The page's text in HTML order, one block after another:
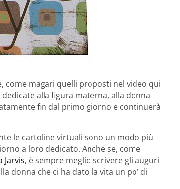
come magari quelli proposti nel video qui
dedicate alla figura materna, alla donna
fin dal primo giorno e continuerà
le cartoline virtuali sono un modo più
a loro dedicato. Anche se, come
Jarvis, è sempre meglio scrivere gli auguri
donna che ci ha dato la vita un po’ di